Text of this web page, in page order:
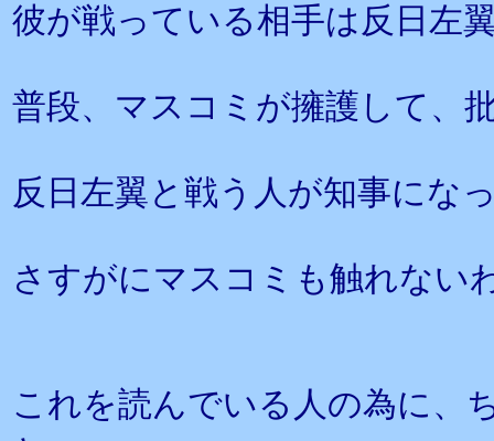
彼が戦っている相手は反日左
普段、マスコミが擁護して、
反日左翼と戦う人が知事にな
さすがにマスコミも触れない
これを読んでいる人の為に、